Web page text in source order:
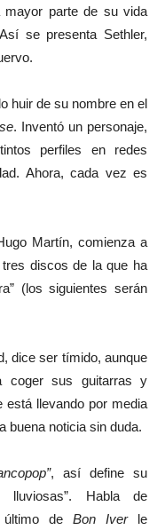
parte de su vida
se presenta Sethler,
huir de su nombre en el
. Inventó un personaje,
perfiles en redes
Ahora, cada vez es
Martín, comienza a
tres discos de la que ha
(los siguientes serán
dice ser tímido, aunque
coger sus guitarras y
está llevando por media
buena noticia sin duda.
, así define su
lluviosas”. Habla de
de Bon Iverle